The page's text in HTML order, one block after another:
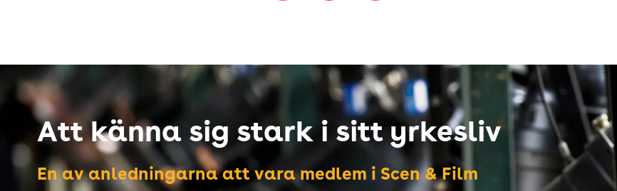
Att känna sig stark i sitt yrkesliv
En av anledningarna att vara medlem i Scen & Film